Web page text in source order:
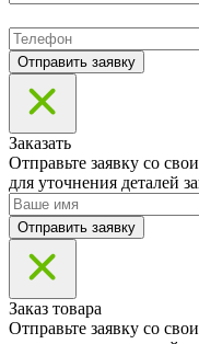
Отправить заявку
Заказать
Отправьте заявку со
для уточнения деталей
Отправить заявку
Заказ товара
Отправьте заявку со